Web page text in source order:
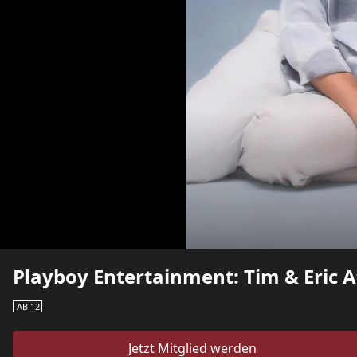
Playboy Entertainment: Tim & Eric
AB 12
Jetzt Mitglied werden